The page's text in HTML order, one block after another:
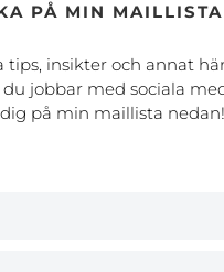
PÅ MIN MAILLISTA
tips, insikter och annat
jobbar med sociala
på min maillista nedan!